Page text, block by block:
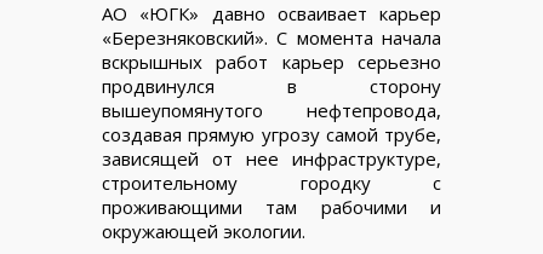
АО «ЮГК» давно осваивает карьер
«Березняковский». С момента начала
вскрышных работ карьер серьезно
продвинулся в сторону
вышеупомянутого нефтепровода,
создавая прямую угрозу самой трубе,
зависящей от нее инфраструктуре,
строительному городку с
проживающими там рабочими и
окружающей экологии.